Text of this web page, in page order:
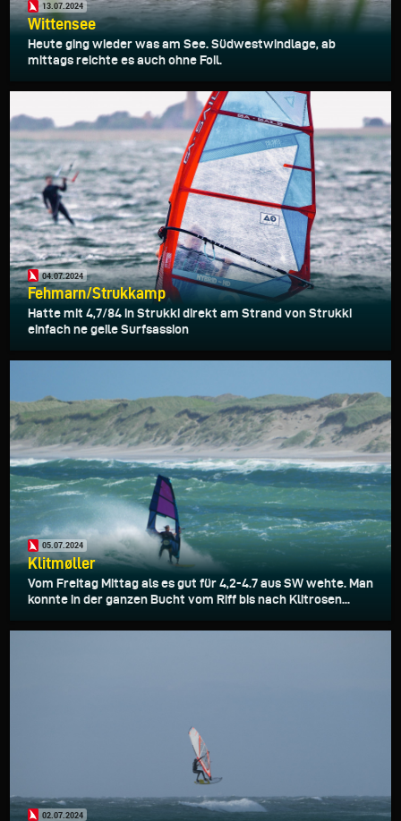
13.07.2024
Wittensee
Heute ging wieder was am See. Südwestwindlage, ab
mittags reichte es auch ohne Foil.
04.07.2024
Fehmarn/Strukkamp
Hatte mit 4,7/84 in Strukki direkt am Strand von Strukki
einfach ne geile Surfsassion
05.07.2024
Klitmøller
Vom Freitag Mittag als es gut für 4,2-4.7 aus SW wehte. Man
konnte in der ganzen Bucht vom Riff bis nach Klitrosen...
02.07.2024